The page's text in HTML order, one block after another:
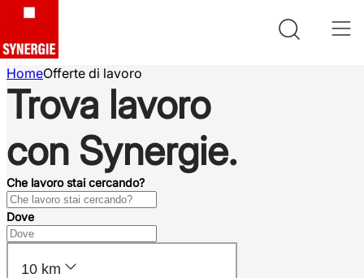
HomeOfferte di lavoro
Trova lavoro
con Synergie.
Che lavoro stai cercando?
Dove
10 km